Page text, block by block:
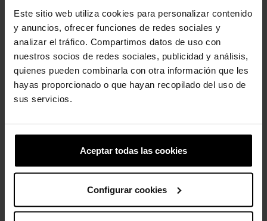
Este sitio web utiliza cookies para personalizar contenido
y anuncios, ofrecer funciones de redes sociales y
analizar el tráfico. Compartimos datos de uso con
nuestros socios de redes sociales, publicidad y análisis,
quienes pueden combinarla con otra información que les
hayas proporcionado o que hayan recopilado del uso de
sus servicios.
Aceptar todas las cookies
Configurar cookies
Huella
4 otros productos de la misma